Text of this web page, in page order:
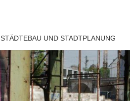
STÄDTEBAU UND STADTPLANUNG